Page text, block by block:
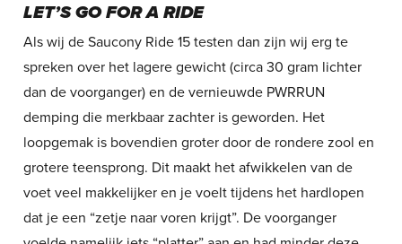
LET’S GO FOR A RIDE
Als wij de Saucony Ride 15 testen dan zijn wij erg te
spreken over het lagere gewicht (circa 30 gram lichter
dan de voorganger) en de vernieuwde PWRRUN
demping die merkbaar zachter is geworden. Het
loopgemak is bovendien groter door de rondere zool en
grotere teensprong. Dit maakt het afwikkelen van de
voet veel makkelijker en je voelt tijdens het hardlopen
dat je een “zetje naar voren krijgt”. De voorganger